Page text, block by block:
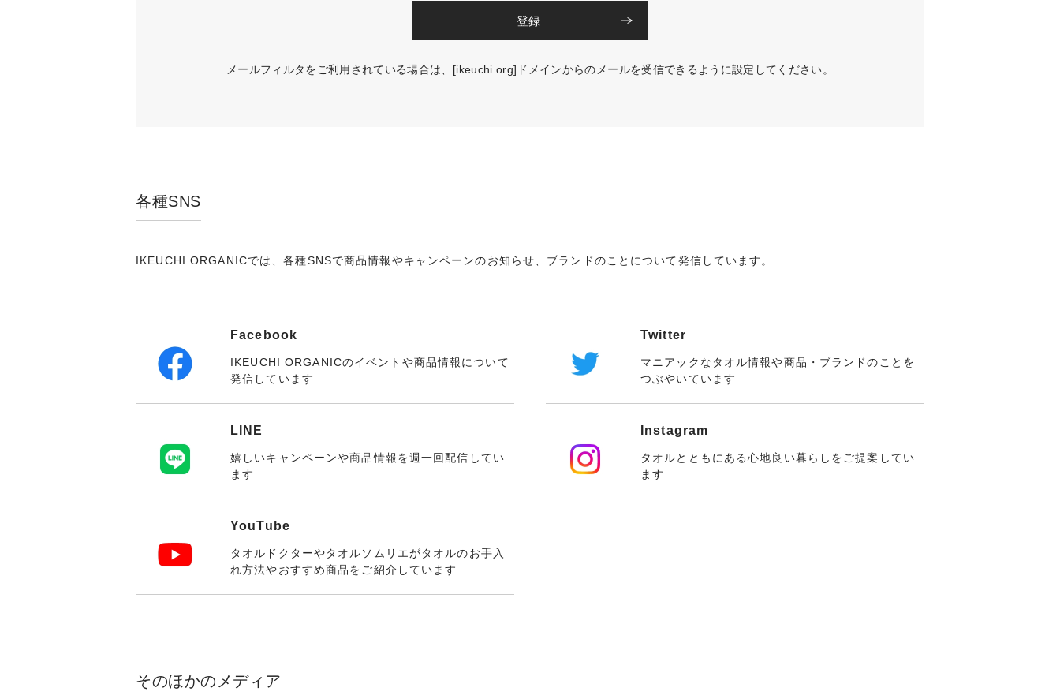
登録
メールフィルタをご利用されている場合は、[ikeuchi.org]ドメインからのメールを受信できるように設定してください。
各種SNS
IKEUCHI ORGANICでは、各種SNSで商品情報やキャンペーンのお知らせ、ブランドのことについて発信しています。
Facebook
IKEUCHI ORGANICのイベントや商品情報について
発信しています
Twitter
マニアックなタオル情報や商品・ブランドのことを
つぶやいています
LINE
嬉しいキャンペーンや商品情報を週一回配信してい
ます
Instagram
タオルとともにある心地良い暮らしをご提案してい
ます
YouTube
タオルドクターやタオルソムリエがタオルのお手入
れ方法やおすすめ商品をご紹介しています
そのほかのメディア